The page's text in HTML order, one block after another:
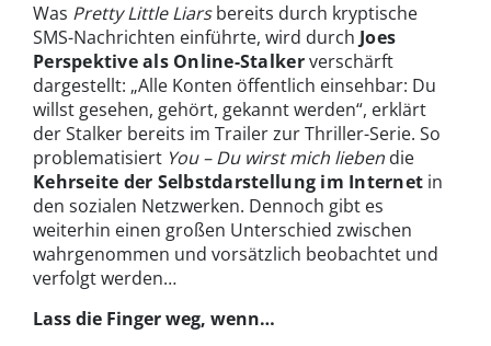
Was Pretty Little Liarsbereits durch kryptische
SMS-Nachrichten einführte, wird durch Joes
Perspektive als Online-Stalkerverschärft
dargestellt: „Alle Konten öffentlich einsehbar: Du
willst gesehen, gehört, gekannt werden“, erklärt
der Stalker bereits im Trailer zur Thriller-Serie. So
problematisiert You – Du wirst mich lieben die
Kehrseite der Selbstdarstellung im Internet in
den sozialen Netzwerken. Dennoch gibt es
weiterhin einen großen Unterschied zwischen
wahrgenommen und vorsätzlich beobachtet und
verfolgt werden…
Lass die Finger weg, wenn…